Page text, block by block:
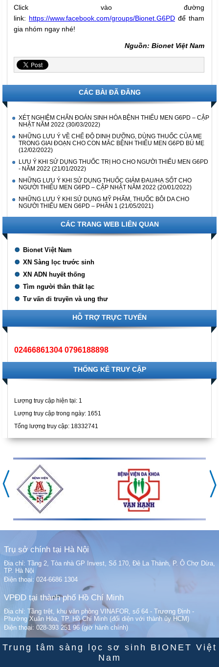
Click vào đường
link: https://www.facebook.com/groups/Bionet.G6PD để tham
gia nhóm ngay nhé!
Nguồn: Bionet Việt Nam
CÁC BÀI ĐÃ ĐĂNG
XÉT NGHIỆM CHẨN ĐOÁN SINH HÓA BỆNH THIẾU MEN G6PD – CẬP
NHẬT NĂM 2022 (30/03/2022)
NHỮNG LƯU Ý VỀ CHẾ ĐỘ DINH DƯỠNG, DÙNG THUỐC CỦA MẸ
TRONG GIAI ĐOẠN CHO CON MẮC BỆNH THIẾU MEN G6PD BÚ MẸ
(12/02/2022)
LƯU Ý KHI SỬ DỤNG THUỐC TRỊ HO CHO NGƯỜI THIẾU MEN G6PD
- NĂM 2022 (21/01/2022)
NHỮNG LƯU Ý KHI SỬ DỤNG THUỐC GIẢM ĐAU/HẠ SỐT CHO
NGƯỜI THIẾU MEN G6PD – CẬP NHẬT NĂM 2022 (20/01/2022)
NHỮNG LƯU Ý KHI SỬ DỤNG MỸ PHẨM, THUỐC BÔI DA CHO
NGƯỜI THIẾU MEN G6PD – PHẦN 1 (21/05/2021)
CÁC TRANG WEB LIÊN QUAN
Bionet Việt Nam
XN Sàng lọc trước sinh
XN ADN huyết thống
Tìm người thân thất lạc
Tư vấn di truyền và ung thư
HỖ TRỢ TRỰC TUYẾN
02466861304 0796188898
THỐNG KÊ TRUY CẬP
Lượng truy cập hiện tại: 1
Lượng truy cập trong ngày: 1651
Tổng lượng truy cập: 18332741
Trụ sở chính tại Hà Nội
Địa chỉ: Tầng 2, Tòa nhà GP Invest, Số 170, Đê La Thành, P. Ô Chợ Dừa,
TP. Hà Nội
Điện thoại: 024-6686 1304
VPĐD tại thành phố Hồ Chí Minh
Địa chỉ: Tầng trệt, khu văn phòng VINAFOR, số 64 - Trương Định -
Phường Xuân Hòa, TP. Hồ Chí Minh (đối diện với thành ủy HCM)
Điện thoại: 028-393 251 96 (giờ hành chính)
Trung tâm sàng lọc sơ sinh BIONET Việt
Nam